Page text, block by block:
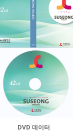
DVD 데이터